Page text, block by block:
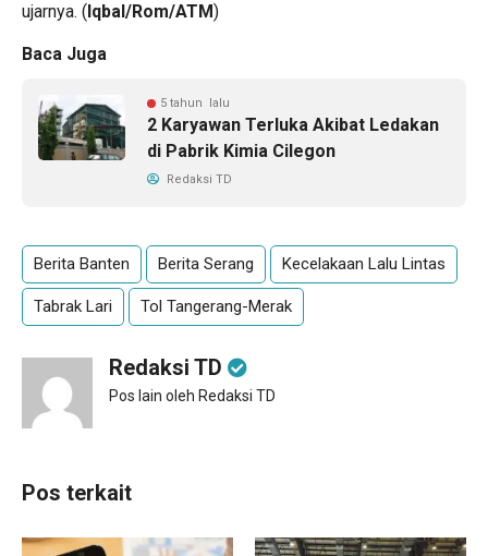
ujarnya. (Iqbal/Rom/ATM)
Baca Juga
5 tahun lalu
2 Karyawan Terluka Akibat Ledakan
di Pabrik Kimia Cilegon
Redaksi TD
Berita Banten Berita Serang Kecelakaan Lalu Lintas
Tabrak Lari Tol Tangerang-Merak
Redaksi TD
Pos lain oleh Redaksi TD
Pos terkait